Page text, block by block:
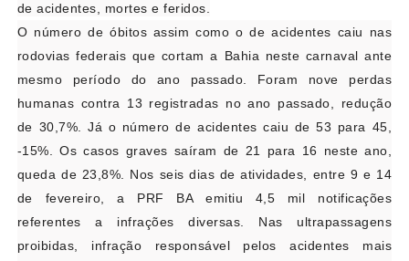
de acidentes, mortes e feridos.
O número de óbitos assim como o de acidentes caiu nas
rodovias federais que cortam a Bahia neste carnaval ante
mesmo período do ano passado. Foram nove perdas
humanas contra 13 registradas no ano passado, redução
de 30,7%. Já o número de acidentes caiu de 53 para 45,
-15%. Os casos graves saíram de 21 para 16 neste ano,
queda de 23,8%. Nos seis dias de atividades, entre 9 e 14
de fevereiro, a PRF BA emitiu 4,5 mil notificações
referentes a infrações diversas. Nas ultrapassagens
proibidas, infração responsável pelos acidentes mais